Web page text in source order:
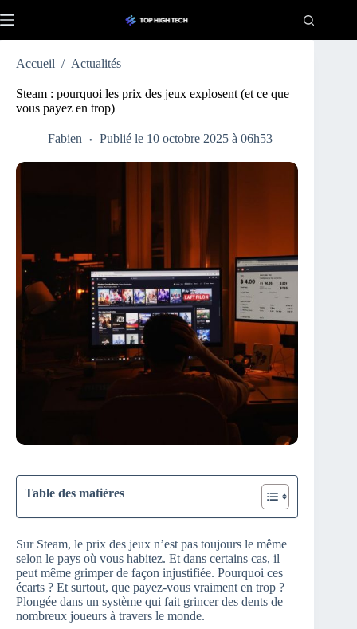
au
Accueil / Actualités
Steam : pourquoi les prix des jeux explosent (et ce que
vous payez en trop)
Fabien Publié le 10 octobre 2025 à 06h53
Table des matières
Sur Steam, le prix des jeux n’est pas toujours le même
selon le pays où vous habitez. Et dans certains cas, il
peut même grimper de façon injustifiée. Pourquoi ces
écarts ? Et surtout, que payez-vous vraiment en trop ?
Plongée dans un système qui fait grincer des dents de
nombreux joueurs à travers le monde.